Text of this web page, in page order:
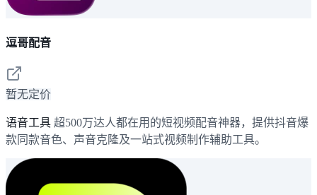
逗哥配音
暂无定价
语音工具 超500万达人都在用的短视频配音神器，提供抖音爆
款同款音色、声音克隆及一站式视频制作辅助工具。